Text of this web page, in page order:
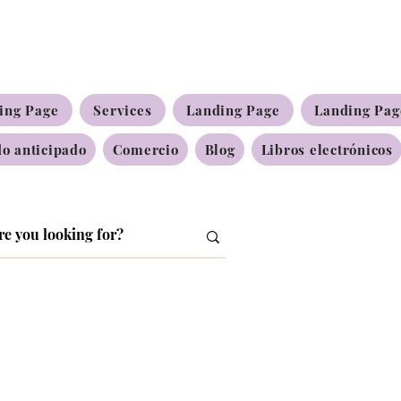
Page Services Landing Page Landing
anticipado Comercio Blog Libros electrónicos